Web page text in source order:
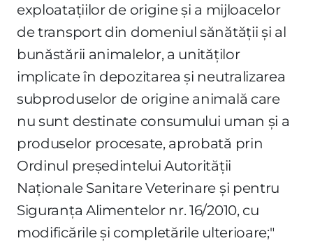
exploataţiilor de origine şi a mijloacelor
de transport din domeniul sănătăţii şi al
bunăstării animalelor, a unităţilor
implicate în depozitarea şi neutralizarea
subproduselor de origine animală care
nu sunt destinate consumului uman şi a
produselor procesate, aprobată prin
Ordinul preşedintelui Autorităţii
Naţionale Sanitare Veterinare şi pentru
Siguranţa Alimentelor nr. 16/2010, cu
modificările şi completările ulterioare;"